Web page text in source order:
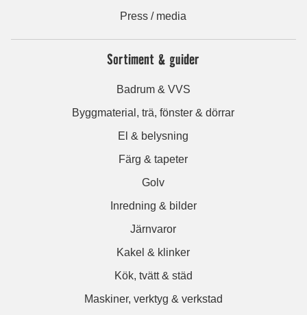
Press / media
Sortiment & guider
Badrum & VVS
Byggmaterial, trä, fönster & dörrar
El & belysning
Färg & tapeter
Golv
Inredning & bilder
Järnvaror
Kakel & klinker
Kök, tvätt & städ
Maskiner, verktyg & verkstad